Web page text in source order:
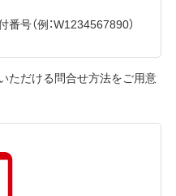
号（例：W1234567890）
ただける問合せ方法をご用意